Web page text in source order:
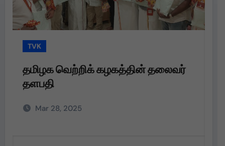
TVK
தமிழக வெற்றிக் கழகத்தின் தலைவர்
தளபதி
Mar 28, 2025